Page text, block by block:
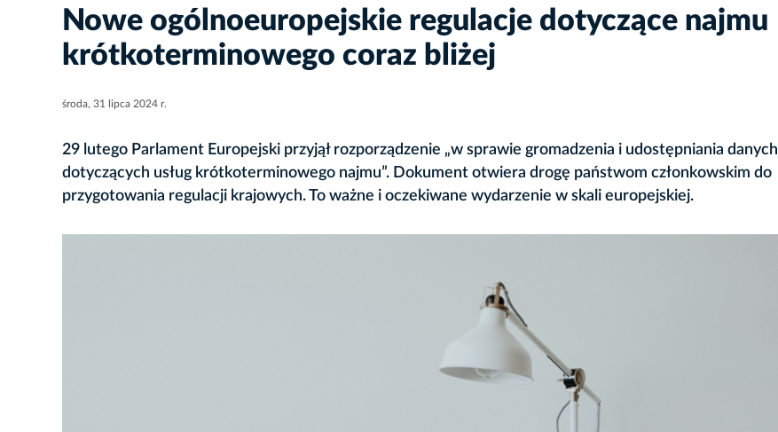
Nowe ogólnoeuropejskie regulacje dotyczące najmu
krótkoterminowego coraz bliżej
środa, 31 lipca 2024 r.
29 lutego Parlament Europejski przyjął rozporządzenie „w sprawie gromadzenia i udostępniania danych
dotyczących usług krótkoterminowego najmu”. Dokument otwiera drogę państwom członkowskim do
przygotowania regulacji krajowych. To ważne i oczekiwane wydarzenie w skali europejskiej.